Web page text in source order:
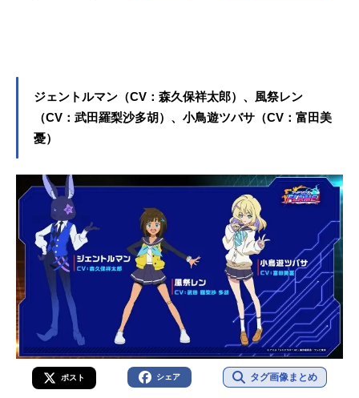
ジェントルマン（CV：森久保祥太郎）、風祭レン
（CV：武田羅梨沙多胡）、小鳥遊ツバサ（CV：富田美
憂）
ポスト シェア タグ画像まとめ